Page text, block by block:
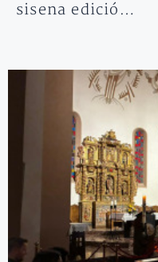
sisena edició…